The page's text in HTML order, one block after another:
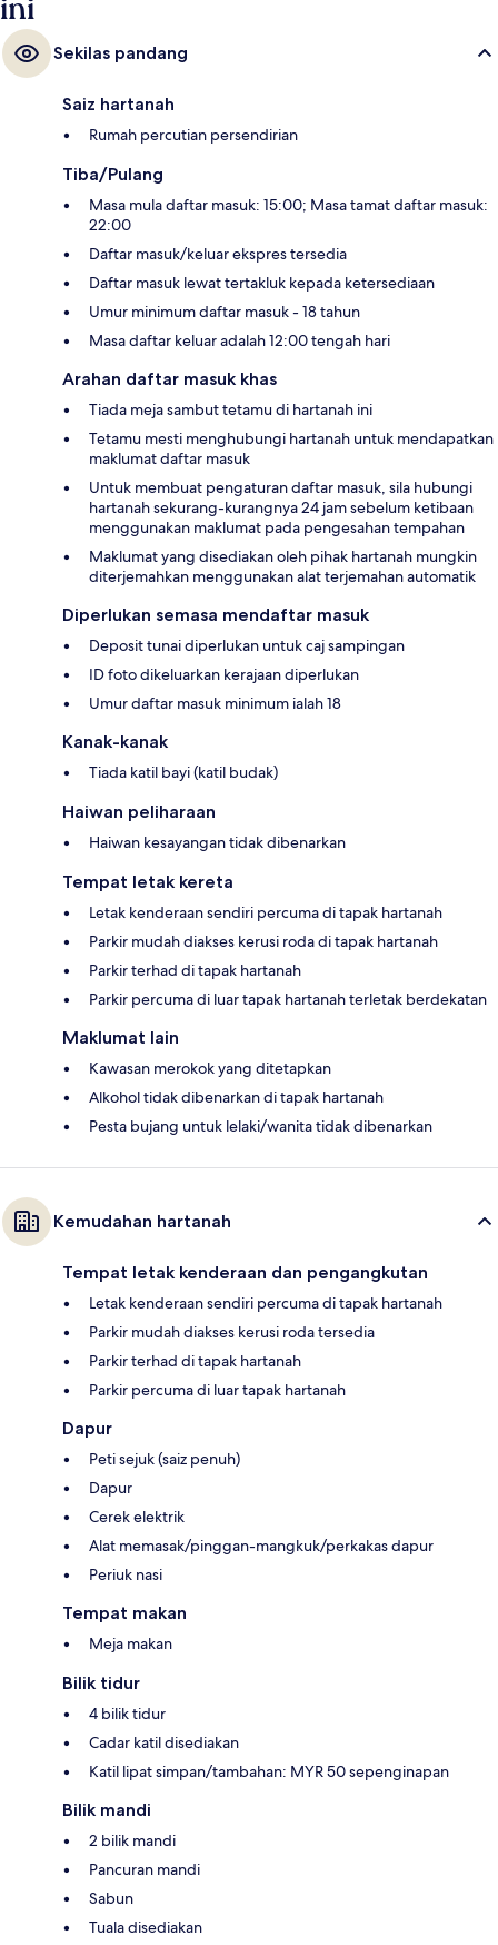
ini
Sekilas pandang
Saiz hartanah
Rumah percutian persendirian
Tiba/Pulang
Masa mula daftar masuk: 15:00; Masa tamat daftar masuk:
22:00
Daftar masuk/keluar ekspres tersedia
Daftar masuk lewat tertakluk kepada ketersediaan
Umur minimum daftar masuk - 18 tahun
Masa daftar keluar adalah 12:00 tengah hari
Arahan daftar masuk khas
Tiada meja sambut tetamu di hartanah ini
Tetamu mesti menghubungi hartanah untuk mendapatkan
maklumat daftar masuk
Untuk membuat pengaturan daftar masuk, sila hubungi
hartanah sekurang-kurangnya 24 jam sebelum ketibaan
menggunakan maklumat pada pengesahan tempahan
Maklumat yang disediakan oleh pihak hartanah mungkin
diterjemahkan menggunakan alat terjemahan automatik
Diperlukan semasa mendaftar masuk
Deposit tunai diperlukan untuk caj sampingan
ID foto dikeluarkan kerajaan diperlukan
Umur daftar masuk minimum ialah 18
Kanak-kanak
Tiada katil bayi (katil budak)
Haiwan peliharaan
Haiwan kesayangan tidak dibenarkan
Tempat letak kereta
Letak kenderaan sendiri percuma di tapak hartanah
Parkir mudah diakses kerusi roda di tapak hartanah
Parkir terhad di tapak hartanah
Parkir percuma di luar tapak hartanah terletak berdekatan
Maklumat lain
Kawasan merokok yang ditetapkan
Alkohol tidak dibenarkan di tapak hartanah
Pesta bujang untuk lelaki/wanita tidak dibenarkan
Kemudahan hartanah
Tempat letak kenderaan dan pengangkutan
Letak kenderaan sendiri percuma di tapak hartanah
Parkir mudah diakses kerusi roda tersedia
Parkir terhad di tapak hartanah
Parkir percuma di luar tapak hartanah
Dapur
Peti sejuk (saiz penuh)
Dapur
Cerek elektrik
Alat memasak/pinggan-mangkuk/perkakas dapur
Periuk nasi
Tempat makan
Meja makan
Bilik tidur
4 bilik tidur
Cadar katil disediakan
Katil lipat simpan/tambahan: MYR 50 sepenginapan
Bilik mandi
2 bilik mandi
Pancuran mandi
Sabun
Tuala disediakan